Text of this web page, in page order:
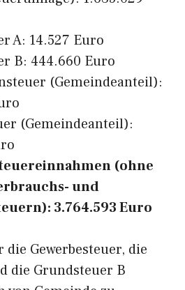
A: 14.527 Euro
B: 444.660 Euro
(Gemeindeanteil):
(Gemeindeanteil):
(ohne
und
3.764.593 Euro
Gewerbesteuer, die
die Grundsteuer B